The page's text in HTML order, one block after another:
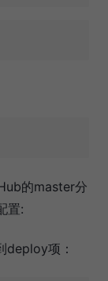
的master分
置:
deploy项：